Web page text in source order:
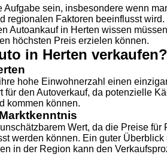
sein, insbesondere wenn
regionalen Faktoren beeinflusst wird.
Autoankauf in Herten wissen
höchsten Preis erzielen können.
in Herten verkaufen?
hohe Einwohnerzahl einen
für den Autoverkauf, da potenzielle
kommen können.
Wert, da die Preise für
werden können. Ein guter Überblick
in der Region kann den